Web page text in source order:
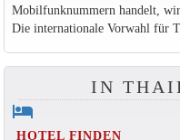
Mobilfunknummern handelt,
Die internationale Vorwahl für
IN
hotel
HOTEL FINDEN